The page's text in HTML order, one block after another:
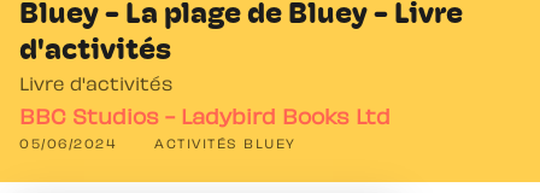
Bluey - La plage de Bluey - Livre
d'activités
Livre d'activités
BBC Studios - Ladybird Books Ltd
05/06/2024 ACTIVITÉS BLUEY